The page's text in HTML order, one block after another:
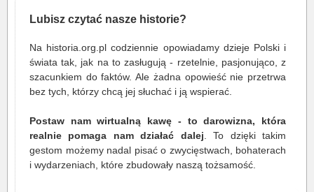
Lubisz czytać nasze historie?
Na historia.org.pl codziennie opowiadamy dzieje Polski i
świata tak, jak na to zasługują - rzetelnie, pasjonująco, z
szacunkiem do faktów. Ale żadna opowieść nie przetrwa
bez tych, którzy chcą jej słuchać i ją wspierać.
Postaw nam wirtualną kawę - to darowizna, która
realnie pomaga nam działać dalej . To dzięki takim
gestom możemy nadal pisać o zwycięstwach, bohaterach
i wydarzeniach, które zbudowały naszą tożsamość.